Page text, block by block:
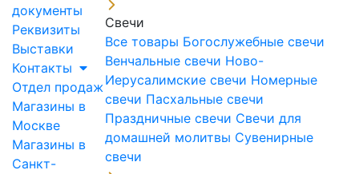
документы
Реквизиты
Выставки
Контакты
Отдел продаж
Магазины в
Москве
Магазины в
Санкт-
Свечи
Все товары Богослужебные свечи
Венчальные свечи Ново-
Иерусалимские свечи Номерные
свечи Пасхальные свечи
Праздничные свечи Свечи для
домашней молитвы Сувенирные
свечи